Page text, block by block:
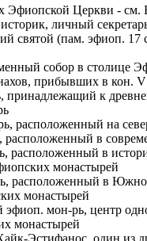
Эфиопской Церкви - см.
личный
святой (пам. эфиоп.
собор в столице
прибывших в кон.
принадлежащий к
расположенный на
расположенный в
расположенный в
монастырей
расположенный в
монастырей
мон-рь, центр
монастырей
Эстифанос, один из